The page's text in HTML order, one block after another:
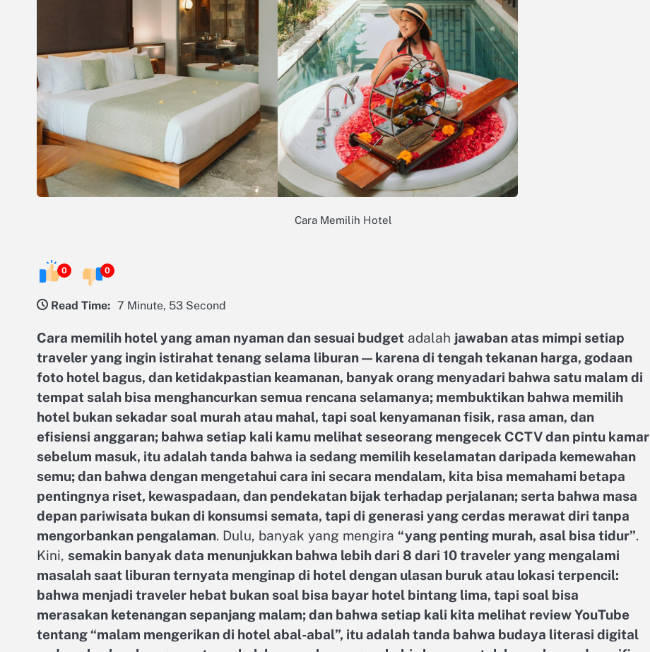
Cara Memilih Hotel
0 0
Read Time: 7 Minute, 53 Second
Cara memilih hotel yang aman nyaman dan sesuai budget adalah jawaban atas mimpi setiap
traveler yang ingin istirahat tenang selama liburan — karena di tengah tekanan harga, godaan
foto hotel bagus, dan ketidakpastian keamanan, banyak orang menyadari bahwa satu malam di
tempat salah bisa menghancurkan semua rencana selamanya; membuktikan bahwa memilih
hotel bukan sekadar soal murah atau mahal, tapi soal kenyamanan fisik, rasa aman, dan
efisiensi anggaran; bahwa setiap kali kamu melihat seseorang mengecek CCTV dan pintu kamar
sebelum masuk, itu adalah tanda bahwa ia sedang memilih keselamatan daripada kemewahan
semu; dan bahwa dengan mengetahui cara ini secara mendalam, kita bisa memahami betapa
pentingnya riset, kewaspadaan, dan pendekatan bijak terhadap perjalanan; serta bahwa masa
depan pariwisata bukan di konsumsi semata, tapi di generasi yang cerdas merawat diri tanpa
mengorbankan pengalaman. Dulu, banyak yang mengira “yang penting murah, asal bisa tidur”.
Kini, semakin banyak data menunjukkan bahwa lebih dari 8 dari 10 traveler yang mengalami
masalah saat liburan ternyata menginap di hotel dengan ulasan buruk atau lokasi terpencil:
bahwa menjadi traveler hebat bukan soal bisa bayar hotel bintang lima, tapi soal bisa
merasakan ketenangan sepanjang malam; dan bahwa setiap kali kita melihat review YouTube
tentang “malam mengerikan di hotel abal-abal”, itu adalah tanda bahwa budaya literasi digital